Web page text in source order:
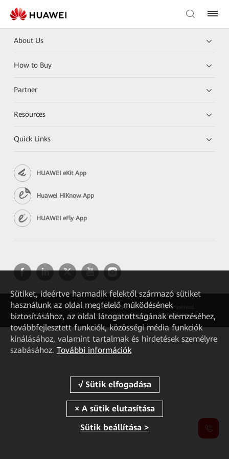
About Us
How to Buy
Partner
Resources
Quick Links
HUAWEI eKit App
Huawei HiKnow App
HUAWEI eFly App
Copyright © 2026 Huawei Technologies Co., Ltd. All rights reserved.
Privacy
Cookie Policy Sütik beállítása Terms of use
Sütiket, ideértve harmadik felektől származó sütiket
használunk az oldal megfelelő működésének
biztosításához, az oldal látogatottságának elemzéséhez,
továbbfejlesztett funkciók, közösségi média funkciók
kínálásához, valamint tartalmak és hirdetések személyre
szabásához. További információk
Sütik beállítása >